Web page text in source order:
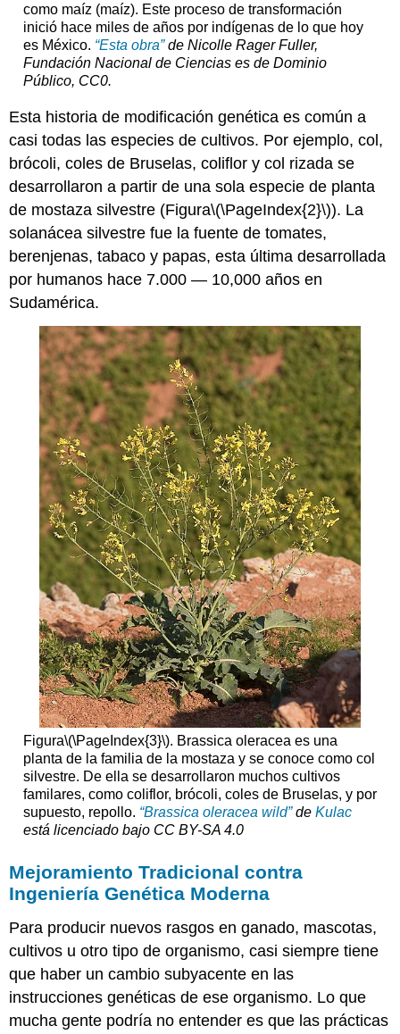
como maíz (maíz). Este proceso de transformación
inició hace miles de años por indígenas de lo que hoy
es México. “Esta obra” de Nicolle Rager Fuller,
Fundación Nacional de Ciencias es de Dominio
Público, CC0.
Esta historia de modificación genética es común a
casi todas las especies de cultivos. Por ejemplo, col,
brócoli, coles de Bruselas, coliflor y col rizada se
desarrollaron a partir de una sola especie de planta
de mostaza silvestre (Figura\(\PageIndex{2}\)). La
solanácea silvestre fue la fuente de tomates,
berenjenas, tabaco y papas, esta última desarrollada
por humanos hace 7.000 — 10,000 años en
Sudamérica.
Figura\(\PageIndex{3}\). Brassica oleracea es una
planta de la familia de la mostaza y se conoce como col
silvestre. De ella se desarrollaron muchos cultivos
familares, como coliflor, brócoli, coles de Bruselas, y por
supuesto, repollo. “Brassica oleracea wild” de Kulac
está licenciado bajo CC BY-SA 4.0
Mejoramiento Tradicional contra
Ingeniería Genética Moderna
Para producir nuevos rasgos en ganado, mascotas,
cultivos u otro tipo de organismo, casi siempre tiene
que haber un cambio subyacente en las
instrucciones genéticas de ese organismo. Lo que
mucha gente podría no entender es que las prácticas